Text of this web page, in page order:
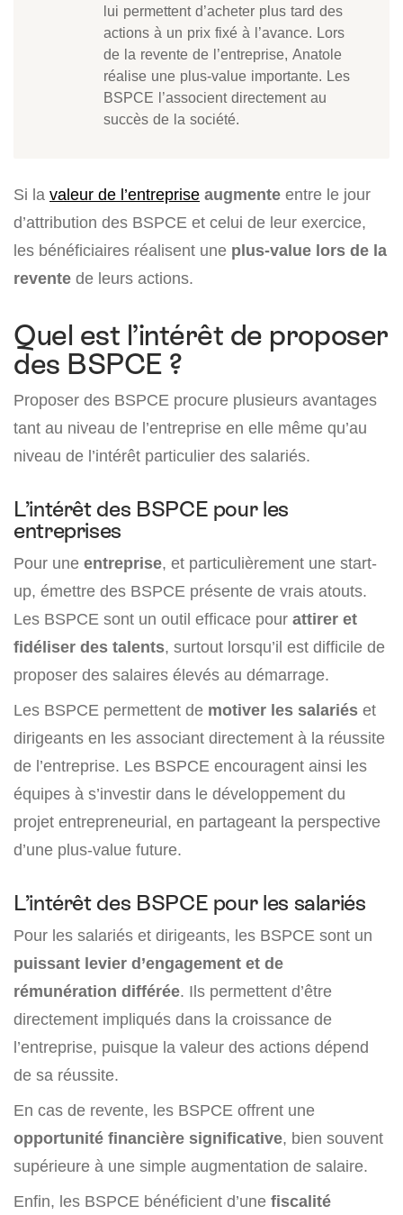
lui permettent d’acheter plus tard des
actions à un prix fixé à l’avance. Lors
de la revente de l’entreprise, Anatole
réalise une plus-value importante. Les
BSPCE l’associent directement au
succès de la société.
Si la valeur de l’entreprise augmente entre le jour
d’attribution des BSPCE et celui de leur exercice,
les bénéficiaires réalisent une plus-value lors de la
revente de leurs actions.
Quel est l’intérêt de proposer
des BSPCE ?
Proposer des BSPCE procure plusieurs avantages
tant au niveau de l’entreprise en elle même qu’au
niveau de l’intérêt particulier des salariés.
L’intérêt des BSPCE pour les
entreprises
Pour une entreprise, et particulièrement une start-
up, émettre des BSPCE présente de vrais atouts.
Les BSPCE sont un outil efficace pour attirer et
fidéliser des talents, surtout lorsqu’il est difficile de
proposer des salaires élevés au démarrage.
Les BSPCE permettent de motiver les salariés et
dirigeants en les associant directement à la réussite
de l’entreprise. Les BSPCE encouragent ainsi les
équipes à s’investir dans le développement du
projet entrepreneurial, en partageant la perspective
d’une plus-value future.
L’intérêt des BSPCE pour les salariés
Pour les salariés et dirigeants, les BSPCE sont un
puissant levier d’engagement et de
rémunération différée. Ils permettent d’être
directement impliqués dans la croissance de
l’entreprise, puisque la valeur des actions dépend
de sa réussite.
En cas de revente, les BSPCE offrent une
opportunité financière significative, bien souvent
supérieure à une simple augmentation de salaire.
Enfin, les BSPCE bénéficient d’une fiscalité